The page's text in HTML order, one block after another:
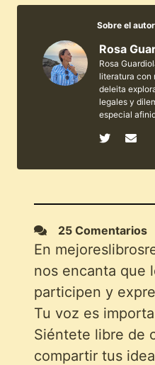
Sobre el
Rosa
Rosa
literatura con
deleita
legales y
especial
25 Comentarios
En
nos encanta que
participen y
Tu voz es
Siéntete libre de
compartir tus